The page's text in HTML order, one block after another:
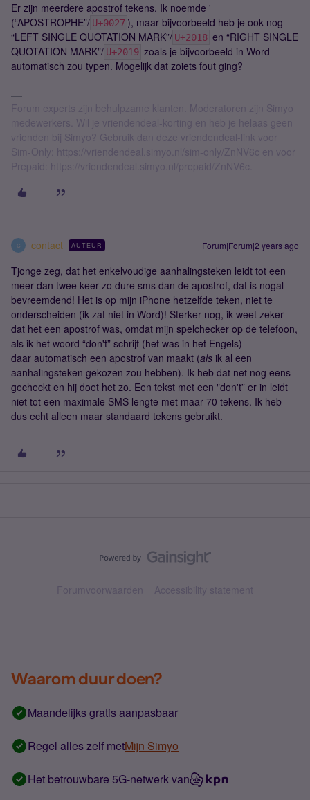
Er zijn meerdere apostrof tekens. Ik noemde '
(“APOSTROPHE”/ U+0027 ), maar bijvoorbeeld heb je ook nog
“LEFT SINGLE QUOTATION MARK”/ U+2018 en “RIGHT SINGLE
QUOTATION MARK”/ U+2019 zoals je bijvoorbeeld in Word
automatisch zou typen. Mogelijk dat zoiets fout ging?
Forum experts zijn behulpzame klanten. Moderatoren zijn Simyo
medewerkers. Wil je vriendendeal-korting en heb je helaas geen
vrienden bij Simyo? Gebruik dan deze vriendendeal-link voor
Sim-Only: https://vriendendeal.simyo.nl/sim-only/ZnNV6c en voor
Prepaid: https://vriendendeal.simyo.nl/prepaid/ZnNV6c.
C contact AUTEUR Forum|Forum|2 years ago
Tjonge zeg, dat het enkelvoudige aanhalingsteken leidt tot een
meer dan twee keer zo dure sms dan de apostrof, dat is nogal
bevreemdend! Het is op mijn iPhone hetzelfde teken, niet te
onderscheiden (ik zat niet in Word)! Sterker nog, ik weet zeker
dat het een apostrof was, omdat mijn spelchecker op de telefoon,
als ik het woord “don't” schrijf (het was in het Engels)
daar automatisch een apostrof van maakt (als ik al een
aanhalingsteken gekozen zou hebben). Ik heb dat net nog eens
gecheckt en hij doet het zo. Een tekst met een "don't” er in leidt
niet tot een maximale SMS lengte met maar 70 tekens. Ik heb
dus echt alleen maar standaard tekens gebruikt.
Forumvoorwaarden Accessibility statement
Waarom duur doen?
Maandelijks gratis aanpasbaar
Regel alles zelf metMijn Simyo
Het betrouwbare 5G-netwerk van